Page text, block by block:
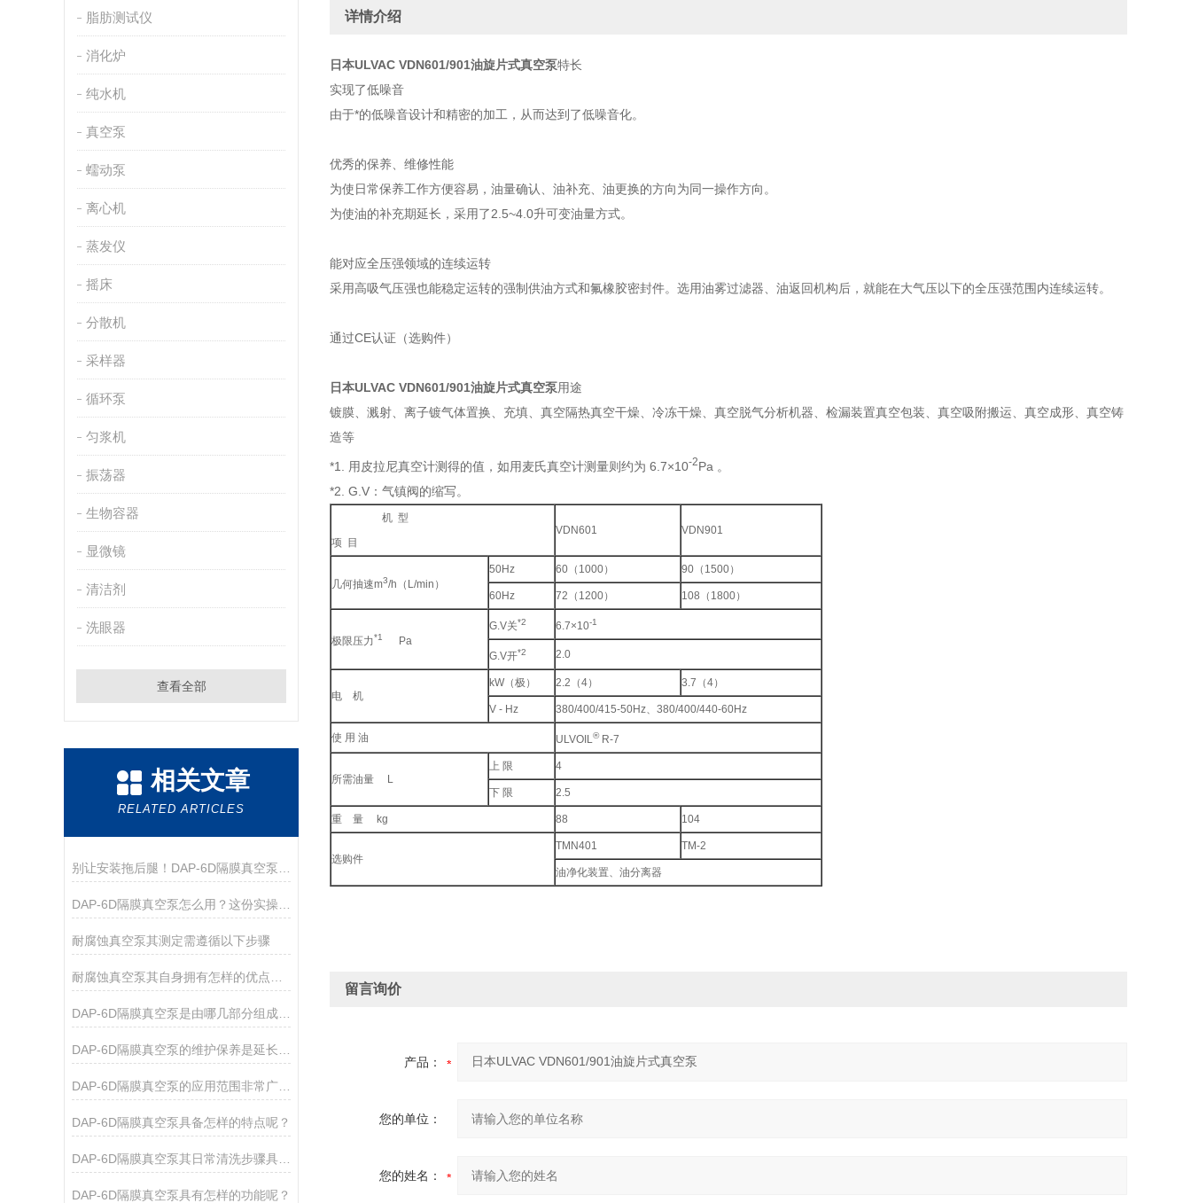
脂肪测试仪
消化炉
纯水机
真空泵
蠕动泵
离心机
蒸发仪
摇床
分散机
采样器
循环泵
匀浆机
振荡器
生物容器
显微镜
清洁剂
洗眼器
查看全部
相关文章
RELATED ARTICLES
耐腐蚀真空泵其测定需遵循以下步骤
DAP-6D隔膜真空泵是由哪几部分组成的呢？
DAP-6D隔膜真空泵具备怎样的特点呢？
DAP-6D隔膜真空泵其日常清洗步骤具体是如何的呢？
DAP-6D隔膜真空泵具有怎样的功能呢？
详情介绍
日本ULVAC VDN601/901油旋片式真空泵特长
实现了低噪音
由于*的低噪音设计和精密的加工，从而达到了低噪音化。
优秀的保养、维修性能
为使日常保养工作方便容易，油量确认、油补充、油更换的方向为同一操作方向。
为使油的补充期延长，采用了2.5~4.0升可变油量方式。
能对应全压强领域的连续运转
采用高吸气压强也能稳定运转的强制供油方式和氟橡胶密封件。选用油雾过滤器、油返回机构后，就能在大气压以下的全压强范围内连续运转。
通过CE认证（选购件）
日本ULVAC VDN601/901油旋片式真空泵用途
镀膜、溅射、离子镀气体置换、充填、真空隔热真空干燥、冷冻干燥、真空脱气分析机器、检漏装置真空包装、真空吸附搬运、真空成形、真空铸
造等
*1. 用皮拉尼真空计测得的值，如用麦氏真空计测量则约为 6.7×10-2Pa 。
*2. G.V：气镇阀的缩写。
机 型
项 目
VDN601 VDN901
几何抽速m3/h（L/min）
50Hz 60（1000） 90（1500）
60Hz 72（1200） 108（1800）
极限压力*1 Pa
G.V关*2 6.7×10-1
G.V开*2 2.0
电 机
kW（极） 2.2（4） 3.7（4）
V - Hz 380/400/415-50Hz、380/400/440-60Hz
使 用 油 ULVOIL ®R-7
所需油量 L
上 限 4
下 限 2.5
重 量 kg 88 104
选购件
TMN401 TM-2
油净化装置、油分离器
留言询价
产品：
您的单位：
您的姓名：